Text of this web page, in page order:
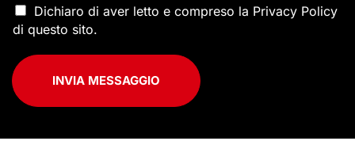
Dichiaro di aver letto e compreso la Privacy Policy
di questo sito.
INVIA MESSAGGIO